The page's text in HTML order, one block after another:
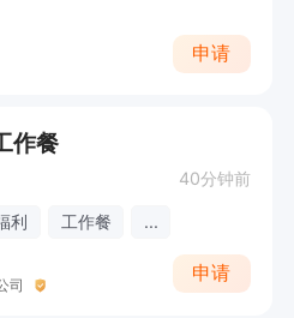
申请
作餐
40分钟前
利 工作餐 ...
司
申请